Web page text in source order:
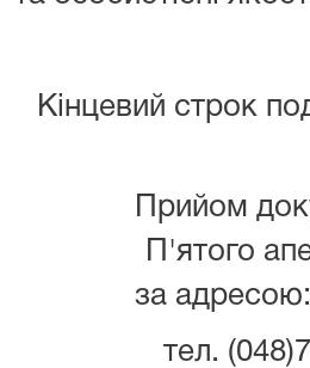
Кінцевий строк
Прийом
П'ятого
за
тел.